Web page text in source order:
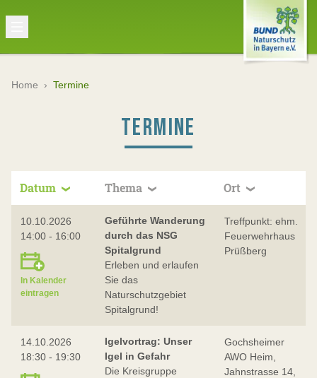
Home › Termine
TERMINE
Datum Thema Ort
10.10.2026
14:00 - 16:00
In Kalender
eintragen
Geführte Wanderung
durch das NSG
Spitalgrund
Erleben und erlaufen
Sie das
Naturschutzgebiet
Spitalgrund!
Treffpunkt: ehm.
Feuerwehrhaus
Prüßberg
14.10.2026
18:30 - 19:30
Igelvortrag: Unser
Igel in Gefahr
Die Kreisgruppe
Gochsheimer
AWO Heim,
Jahnstrasse 14,